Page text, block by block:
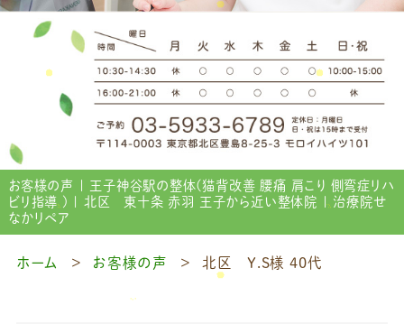
お客様の声 | 王子神谷駅の整体(猫背改善 腰痛 肩こり 側弯症リハ
ビリ指導 ) | 北区 東十条 赤羽 王子から近い整体院 | 治療院せ
なかリペア
ホーム お客様の声 北区 Y.S様 40代